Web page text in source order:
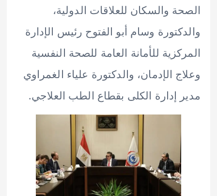
والسكان للعلاقات الدولية،
وسام أبو الفتوح رئيس الإدارة
للأمانة العامة للصحة النفسية
الإدمان، والدكتورة علياء الغمراوي
إدارة الكلى بقطاع الطب العلاجي.